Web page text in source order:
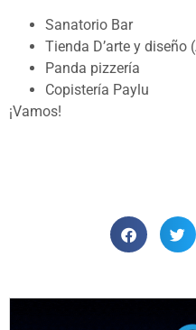
Sanatorio Bar
Tienda D’arte y diseño
Panda pizzería
Copistería Paylu
¡Vamos!